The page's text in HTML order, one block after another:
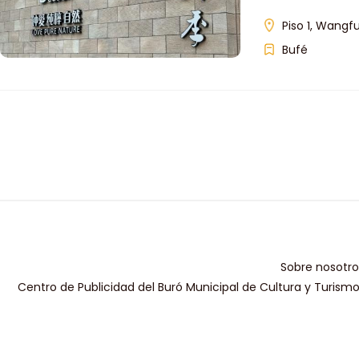
Piso 1,
Bufé
Sobre
Centro de Publicidad del Buró Municipal de Cultura y